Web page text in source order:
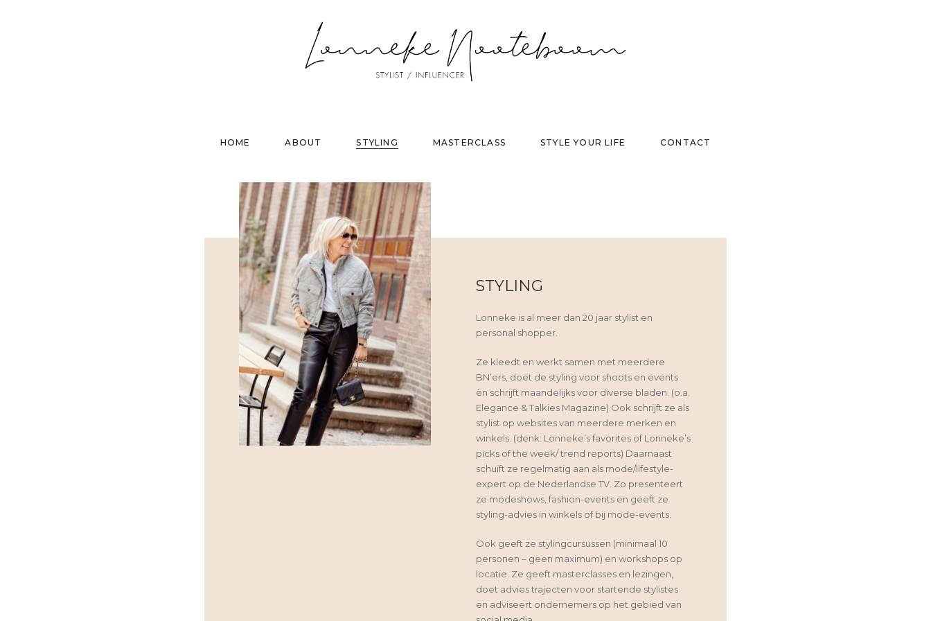
HOME ABOUT STYLING MASTERCLASS STYLE YOUR LIFE CONTACT
STYLING
Lonneke is al meer dan 20 jaar stylist en
personal shopper.
Ze kleedt en werkt samen met meerdere
BN’ers, doet de styling voor shoots en events
èn schrijft maandelijks voor diverse bladen. (o.a.
Elegance & Talkies Magazine) Ook schrijft ze als
stylist op websites van meerdere merken en
winkels. (denk: Lonneke’s favorites of Lonneke’s
picks of the week/ trend reports) Daarnaast
schuift ze regelmatig aan als mode/lifestyle-
expert op de Nederlandse TV. Zo presenteert
ze modeshows, fashion-events en geeft ze
styling-advies in winkels of bij mode-events.
Ook geeft ze stylingcursussen (minimaal 10
personen – geen maximum) en workshops op
locatie. Ze geeft masterclasses en lezingen,
doet advies trajecten voor startende stylistes
en adviseert ondernemers op het gebied van